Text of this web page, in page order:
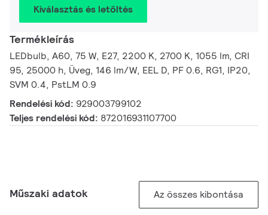
Kiválasztás és letöltés
Termékleírás
LEDbulb, A60, 75 W, E27, 2200 K, 2700 K, 1055 lm, CRI
95, 25000 h, Üveg, 146 lm/W, EEL D, PF 0.6, RG1, IP20,
SVM 0.4, PstLM 0.9
Rendelési kód: 929003799102
Teljes rendelési kód: 872016931107700
Műszaki adatok Az összes kibontása